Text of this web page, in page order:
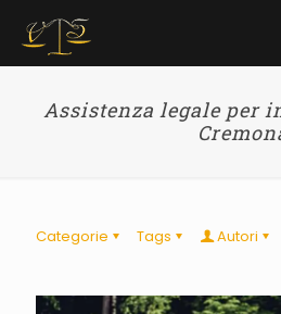
Assistenza legale per
Categorie Tags Autori